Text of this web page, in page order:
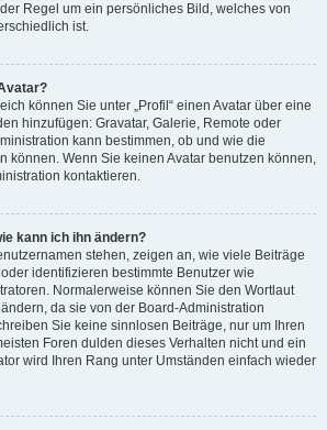
Regel um ein persönliches Bild, welches von
ist.
können Sie unter „Profil“ einen Avatar über eine
hinzufügen: Gravatar, Galerie, Remote oder
kann bestimmen, ob und wie die
können. Wenn Sie keinen Avatar benutzen können,
kontaktieren.
kann ich ihn ändern?
stehen, zeigen an, wie viele Beiträge
identifizieren bestimmte Benutzer wie
Normalerweise können Sie den Wortlaut
da sie von der Board-Administration
Sie keine sinnlosen Beiträge, nur um Ihren
Foren dulden dieses Verhalten nicht und ein
wird Ihren Rang unter Umständen einfach wieder